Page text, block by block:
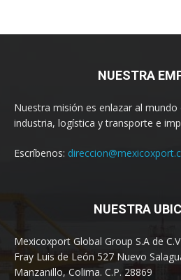
NUESTRA
Nuestra misión es enlazar al
industria, logística y transporte e
Escríbenos:
NUESTRA
Mexicoxport Global Group S.A de C.V
Fray Luis de León 527 Nuevo
Manzanillo, Colima. C.P. 28869